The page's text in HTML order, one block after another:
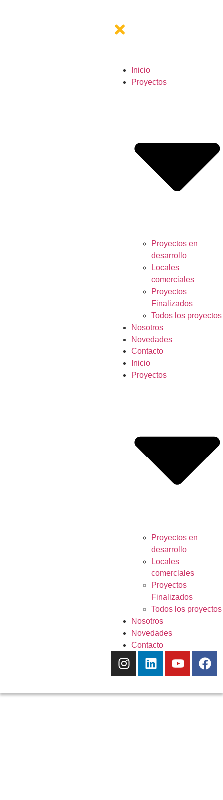
Inicio
Proyectos
Proyectos en
desarrollo
Locales
comerciales
Proyectos
Finalizados
Todos los proyectos
Nosotros
Novedades
Contacto
Inicio
Proyectos
Proyectos en
desarrollo
Locales
comerciales
Proyectos
Finalizados
Todos los proyectos
Nosotros
Novedades
Contacto